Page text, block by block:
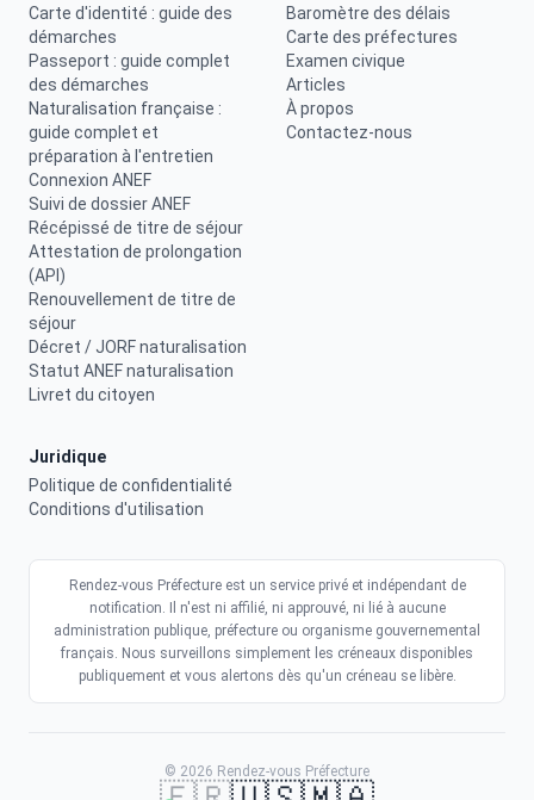
Carte d'identité : guide des
démarches
Passeport : guide complet
des démarches
Naturalisation française :
guide complet et
préparation à l'entretien
Connexion ANEF
Suivi de dossier ANEF
Récépissé de titre de séjour
Attestation de prolongation
(API)
Renouvellement de titre de
séjour
Décret / JORF naturalisation
Statut ANEF naturalisation
Livret du citoyen
Baromètre des délais
Carte des préfectures
Examen civique
Articles
À propos
Contactez-nous
Juridique
Politique de confidentialité
Conditions d'utilisation
Rendez-vous Préfecture est un service privé et indépendant de
notification. Il n'est ni affilié, ni approuvé, ni lié à aucune
administration publique, préfecture ou organisme gouvernemental
français. Nous surveillons simplement les créneaux disponibles
publiquement et vous alertons dès qu'un créneau se libère.
© 2026 Rendez-vous Préfecture